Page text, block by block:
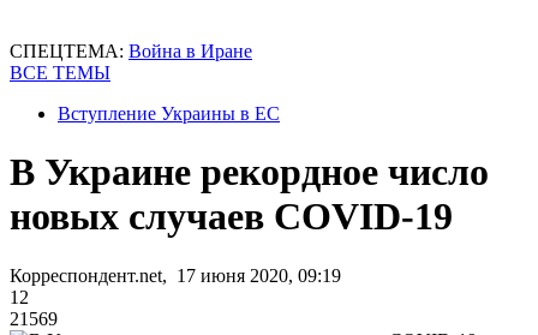
СПЕЦТЕМА: Война в Иране
ВСЕ ТЕМЫ
Вступление Украины в ЕС
В Украине рекордное число
новых случаев COVID-19
Корреспондент.net, 17 июня 2020, 09:19
12
21569